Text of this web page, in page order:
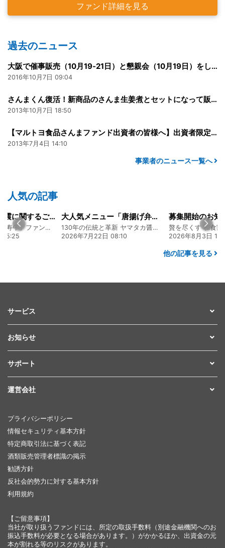
ファンド詳細を見る
過去のニュース
大阪で催事販売（10月19‐21日）と懇親会（10月19日）をします！
2016年10月7日 09:04
さんまくん復活！新商品のさんま生姜煮とセットになって販売開始！
2013年10月7日 18:50
【マルトヨ食品さんまファンド出資者の皆様へ】出資者限定 商品開発用セット
2013年7月4日 14:10
事業者のニュース一覧へ
人気の記事
令和8年熊本地震に関するご報告
熊本 あか牛「延寿牛」ファンド2026
大人気メニュー「唐揚げ弁当」のレシピをご紹介します！
130年の伝統と革新 ヤマタカ醤油ファンド
2026年7月22日 08:10
募集開始のお知らせ
贅を尽くす 和食割烹明徳
2026年8月3日 16:48
他の記事を見る
サービス
お知らせ
サポート
運営会社
プライバシーポリシー
情報セキュリティ基本方針
特定商取引法に基づく表記
酒類販売管理者標識の掲示
勧誘方針
反社会的勢力に対する基本方針
利用規約
【ご留意事項】
当社が取り扱うファンドには、所定の取扱手数料（別途金融機関へのお
振込手数料が必要となる場合があります。）がかかるほか、出資金の元
本が割れる等のリスクがあります。